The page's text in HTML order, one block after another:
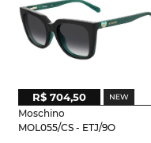
Moschino
MOL055/CS - ETJ/9O
R$ 704,50